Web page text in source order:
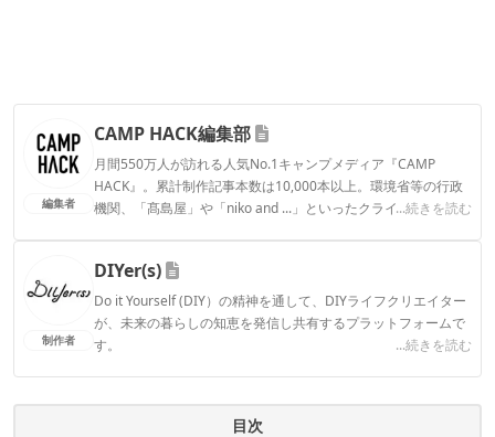
編集者
CAMP HACK編集部
月間550万人が訪れる人気No.1キャンプメディア『CAMP
HACK』。累計制作記事本数は10,000本以上。環境省等の行政
機関、「髙島屋」や「niko and ...」といったクライアントとの
...続きを読む
CAMP HACK編集部のプロフィール
制作者
DIYer(s)
Do it Yourself (DIY）の精神を通して、DIYライフクリエイター
が、未来の暮らしの知恵を発信し共有するプラットフォームで
す。
...続きを読む
DIYer(s)のプロフィール
目次